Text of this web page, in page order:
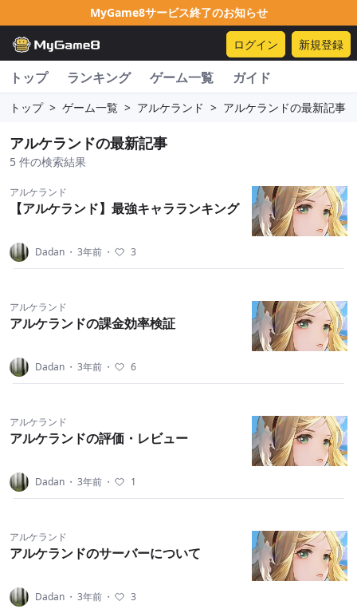
MyGame8サービス終了のお知らせ
ログイン 新規登録
トップ ランキング ゲーム一覧 ガイド
トップ > ゲーム一覧 > アルケランド > アルケランドの最新記事
アルケランドの最新記事
5 件の検索結果
アルケランド
【アルケランド】最強キャラランキング
Dadan ・ 3年前 ・ 3
アルケランド
アルケランドの課金効率検証
Dadan ・ 3年前 ・ 6
アルケランド
アルケランドの評価・レビュー
Dadan ・ 3年前 ・ 1
アルケランド
アルケランドのサーバーについて
Dadan ・ 3年前 ・ 3